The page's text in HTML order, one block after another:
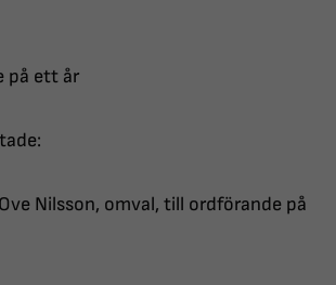
ett år
omval, till ordförande på